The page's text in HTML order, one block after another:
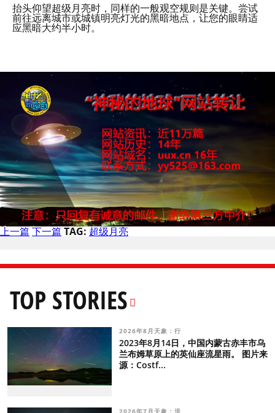
抬头仰望超级月亮时，同样的一般观空规则是关键。尝试
前往远离城市或城镇明亮灯光的黑暗地点，让您的眼睛适
应黑暗大约半小时。
上一篇 下一篇 TAG: 超级月亮
TOP STORIES
2026年8月天象：行
2023年8月14日，中国内蒙古赤丰市乌
兰布姆草原上的英仙座流星雨。 图片来
源：Costf...
2026年7月天象：流